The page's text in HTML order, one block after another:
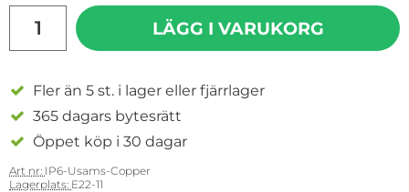
LÄGG I VARUKORG
Fler än 5 st. i lager eller fjärrlager
365 dagars bytesrätt
Öppet köp i 30 dagar
Art nr: IP6-Usams-Copper
Lagerplats: E22-11